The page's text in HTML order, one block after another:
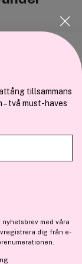
och
medier och annons-
i sin tur
du har
använt deras
klicka
tillsammans
– två must-haves
med våra
dig från e-